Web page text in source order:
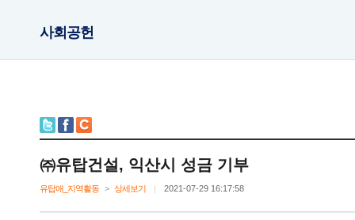
사회공헌
㈜유탑건설,익산시성금기부
유탑애_지역활동 > 상세보기 | 2021-07-2916:17:58